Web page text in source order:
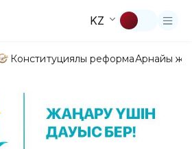
KZ
Конституциялық реформаАрнайы